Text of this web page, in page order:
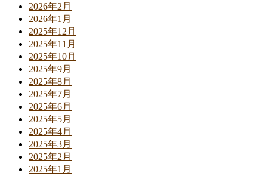
2026年2月
2026年1月
2025年12月
2025年11月
2025年10月
2025年9月
2025年8月
2025年7月
2025年6月
2025年5月
2025年4月
2025年3月
2025年2月
2025年1月